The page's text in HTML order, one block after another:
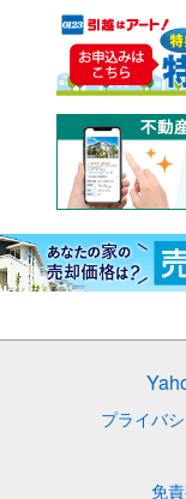
プライバ
免